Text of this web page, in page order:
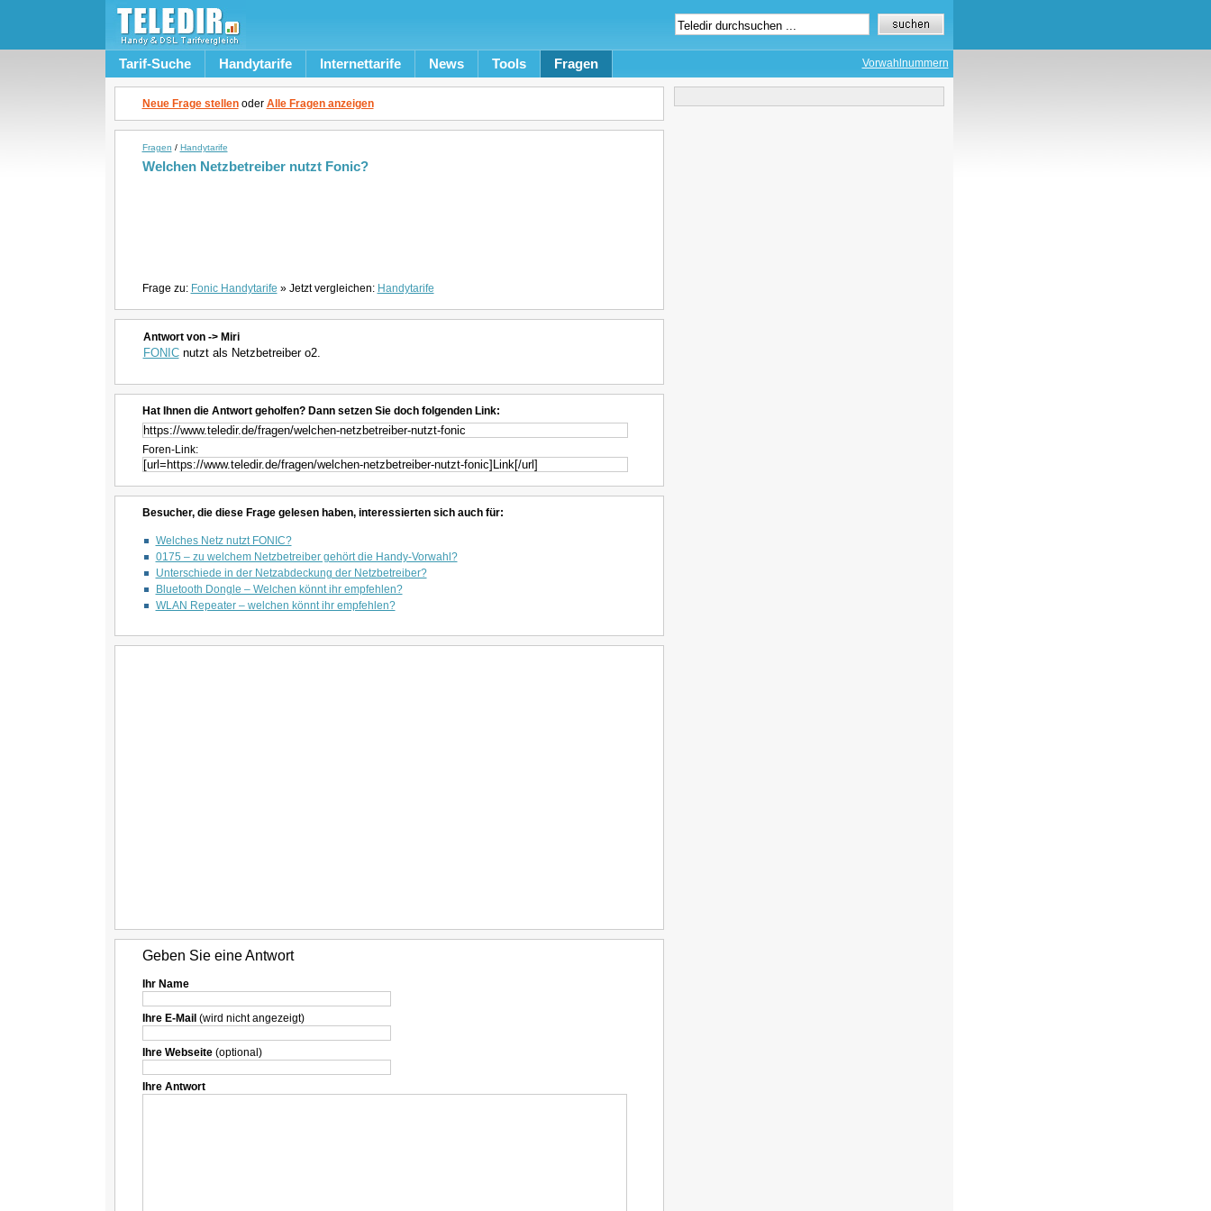
Tarif-Suche Handytarife Internettarife News Tools Fragen Vorwahlnummern
Neue Frage stellenoder Alle Fragen anzeigen
Fragen / Handytarife
Welchen Netzbetreiber nutzt Fonic?
Frage zu: Fonic Handytarife » Jetzt vergleichen: Handytarife
Antwort von -> Miri
FONICnutzt als Netzbetreiber o2.
Hat Ihnen die Antwort geholfen? Dann setzen Sie doch folgenden Link:
Foren-Link:
Besucher, die diese Frage gelesen haben, interessierten sich auch für:
Welches Netz nutzt FONIC?
0175 – zu welchem Netzbetreiber gehört die Handy-Vorwahl?
Unterschiede in der Netzabdeckung der Netzbetreiber?
Bluetooth Dongle – Welchen könnt ihr empfehlen?
WLAN Repeater – welchen könnt ihr empfehlen?
Geben Sie eine Antwort
Ihr Name
Ihre E-Mail (wird nicht angezeigt)
Ihre Webseite(optional)
Ihre Antwort